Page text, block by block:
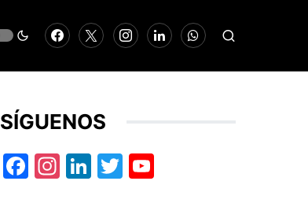
SÍGUENOS
Facebook
Instagram
LinkedIn
Twitter